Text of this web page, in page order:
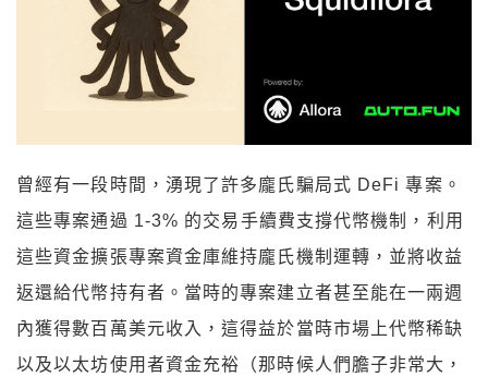
曾經有一段時間，湧現了許多龐氏騙局式 DeFi 專案。
這些專案通過 1-3% 的交易手續費支撐代幣機制，利用
這些資金擴張專案資金庫維持龐氏機制運轉，並將收益
返還給代幣持有者。當時的專案建立者甚至能在一兩週
內獲得數百萬美元收入，這得益於當時市場上代幣稀缺
以及以太坊使用者資金充裕（那時候人們膽子非常大，